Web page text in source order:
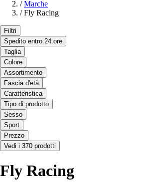
/ Marche
/ Fly Racing
Filtri
Spedito entro 24 ore
Taglia
Colore
Assortimento
Fascia d'età
Caratteristica
Tipo di prodotto
Sesso
Sport
Prezzo
Vedi i 370 prodotti
Fly Racing